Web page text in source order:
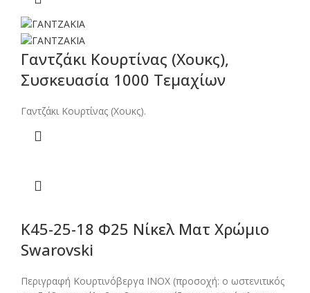
Γαντζάκι Κουρτίνας (Χουκς),
Συσκευασία 1000 Τεμαχίων
Γαντζάκι Κουρτίνας (Χουκς).
Κ45-25-18 Φ25 Νίκελ Ματ Χρώμιο
Swarovski
Περιγραφή Κουρτινόβεργα ΙΝΟΧ (προσοχή: ο ωστενιτικός